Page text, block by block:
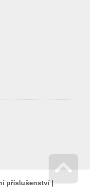
příslušenství |